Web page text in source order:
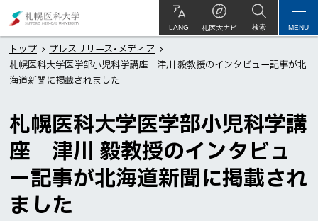
文
へ
メ
ニ
ー
医
科
大
LANG 札医大ナビ
サ
イ
検索 MENU
トップ
プレスリリース・メディア
札幌医科大学医学部小児科学講座 津川 毅教授のインタビュー記事が北
海道新聞に掲載されました
札幌医科大学医学部小児科学講
座 津川 毅教授のインタビュ
ー記事が北海道新聞に掲載され
ました